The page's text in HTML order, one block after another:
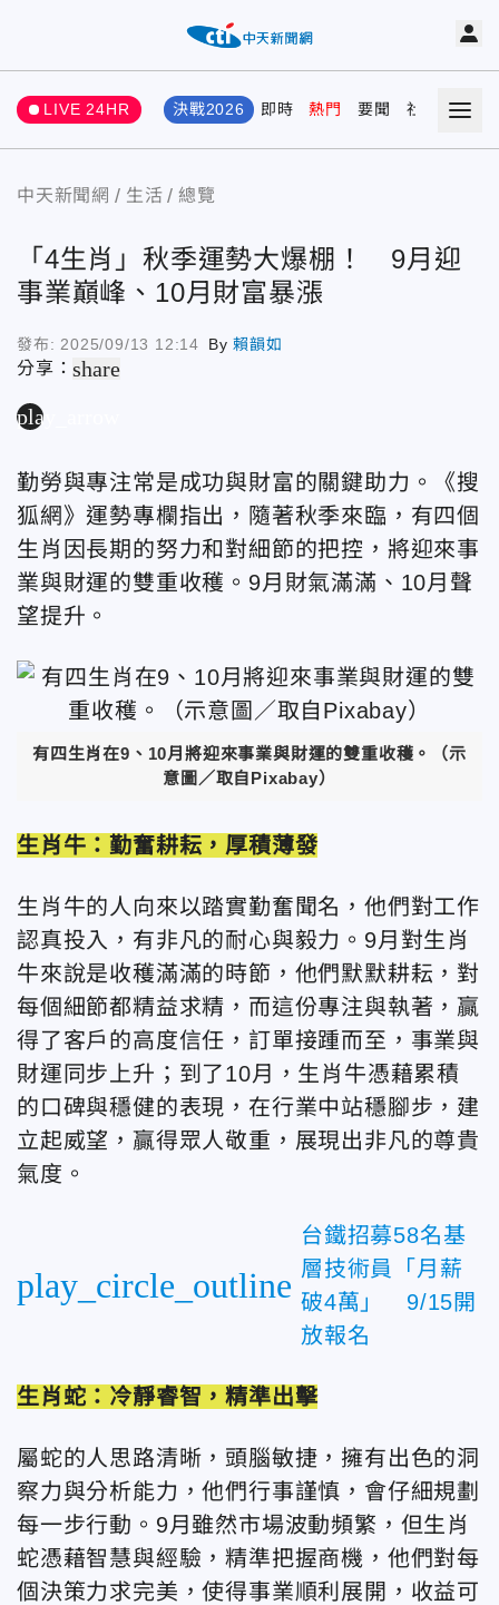
LIVE 24HR 決戰2026 即時 熱門 要聞 社會 娛樂
中天新聞網 生活 總覽
「4生肖」秋季運勢大爆棚！ 9月迎
事業巔峰、10月財富暴漲
發布: 2025/09/13 12:14 By賴韻如
分享：share
play_arrow
勤勞與專注常是成功與財富的關鍵助力。《搜
狐網》運勢專欄指出，隨著秋季來臨，有四個
生肖因長期的努力和對細節的把控，將迎來事
業與財運的雙重收穫。9月財氣滿滿、10月聲
望提升。
有四生肖在9、10月將迎來事業與財運的雙重收穫。（示
意圖／取自Pixabay）
生肖牛：勤奮耕耘，厚積薄發
生肖牛的人向來以踏實勤奮聞名，他們對工作
認真投入，有非凡的耐心與毅力。9月對生肖
牛來說是收穫滿滿的時節，他們默默耕耘，對
每個細節都精益求精，而這份專注與執著，贏
得了客戶的高度信任，訂單接踵而至，事業與
財運同步上升；到了10月，生肖牛憑藉累積
的口碑與穩健的表現，在行業中站穩腳步，建
立起威望，贏得眾人敬重，展現出非凡的尊貴
氣度。
play_circle_outline
台鐵招募58名基
層技術員「月薪
破4萬」 9/15開
放報名
生肖蛇：冷靜睿智，精準出擊
屬蛇的人思路清晰，頭腦敏捷，擁有出色的洞
察力與分析能力，他們行事謹慎，會仔細規劃
每一步行動。9月雖然市場波動頻繁，但生肖
蛇憑藉智慧與經驗，精準把握商機，他們對每
個決策力求完美，使得事業順利展開，收益可